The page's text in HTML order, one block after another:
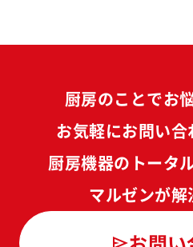
厨房のことでお
お気軽にお問い合
厨房機器のトータ
マルゼンが解